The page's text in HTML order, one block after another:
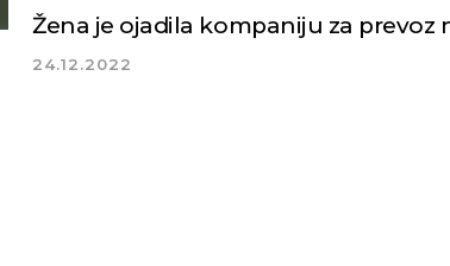
Žena je ojadila kompaniju za prevoz
24.12.2022